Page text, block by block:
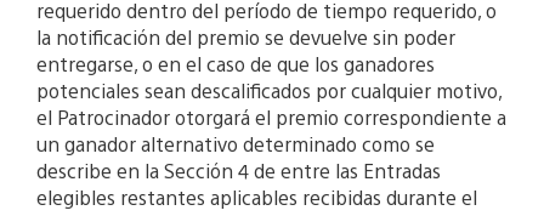
requerido dentro del período de tiempo requerido, o
la notificación del premio se devuelve sin poder
entregarse, o en el caso de que los ganadores
potenciales sean descalificados por cualquier motivo,
el Patrocinador otorgará el premio correspondiente a
un ganador alternativo determinado como se
describe en la Sección 4 de entre las Entradas
elegibles restantes aplicables recibidas durante el